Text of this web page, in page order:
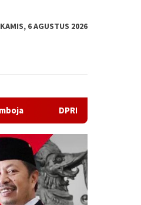
KAMIS, 6 AGUSTUS 2026
DPRD Samarinda Sebut